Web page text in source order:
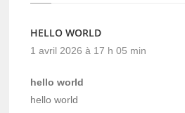
HELLO WORLD
1 avril 2026 à 17 h 05 min
hello world
hello world